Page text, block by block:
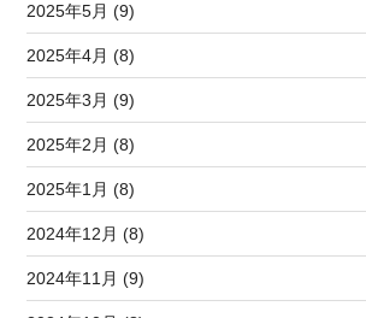
2025年5月 (9)
2025年4月 (8)
2025年3月 (9)
2025年2月 (8)
2025年1月 (8)
2024年12月 (8)
2024年11月 (9)